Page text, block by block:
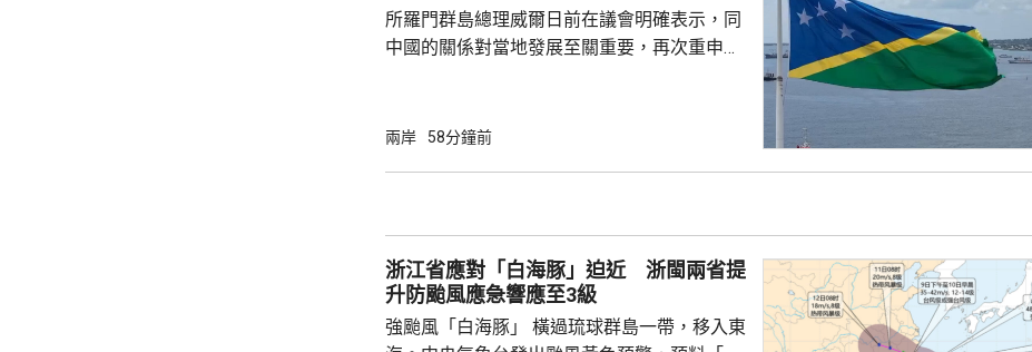
所羅門群島總理威爾日前在議會明確表示，同
中國的關係對當地發展至關重要，再次重申所
個中國，台灣是中國領土不可分割的一部分，
中方願同所羅門群島持續深化新時代相互尊
重、共同發展的全面戰略夥伴關係，推動兩
國...
兩岸 58分鐘前
浙江省應對「白海豚」迫近 浙閩兩省提
升防颱風應急響應至3級
強颱風「白海豚」 橫過琉球群島一帶，移入東